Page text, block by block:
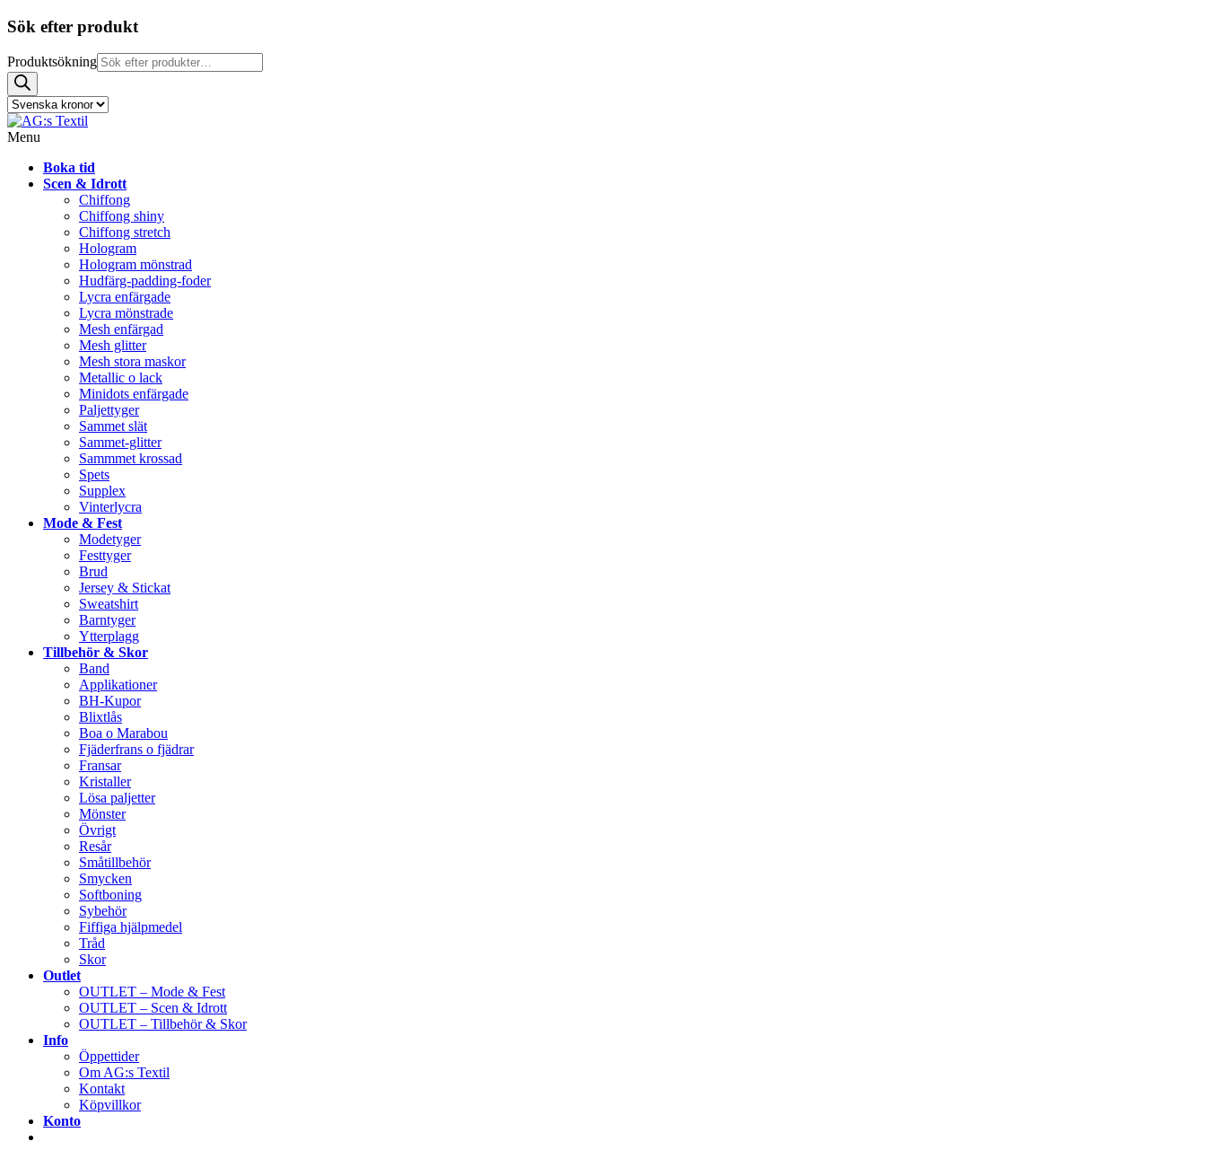
Sök efter produkt
Produktsökning
Menu
Boka tid
Scen & Idrott
Chiffong
Chiffong shiny
Chiffong stretch
Hologram
Hologram mönstrad
Hudfärg-padding-foder
Lycra enfärgade
Lycra mönstrade
Mesh enfärgad
Mesh glitter
Mesh stora maskor
Metallic o lack
Minidots enfärgade
Paljettyger
Sammet slät
Sammet-glitter
Sammmet krossad
Spets
Supplex
Vinterlycra
Mode & Fest
Modetyger
Festtyger
Brud
Jersey & Stickat
Sweatshirt
Barntyger
Ytterplagg
Tillbehör & Skor
Band
Applikationer
BH-Kupor
Blixtlås
Boa o Marabou
Fjäderfrans o fjädrar
Fransar
Kristaller
Lösa paljetter
Mönster
Övrigt
Resår
Småtillbehör
Smycken
Softboning
Sybehör
Fiffiga hjälpmedel
Tråd
Skor
Outlet
OUTLET – Mode & Fest
OUTLET – Scen & Idrott
OUTLET – Tillbehör & Skor
Info
Öppettider
Om AG:s Textil
Kontakt
Köpvillkor
Konto